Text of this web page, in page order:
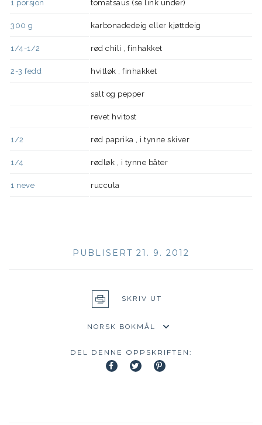
1 porsjon tomatsaus (se link under)
300 g karbonadedeig eller kjøttdeig
1/4-1/2 rød chili , finhakket
2-3 fedd hvitløk , finhakket
salt og pepper
revet hvitost
1/2 rød paprika , i tynne skiver
1/4 rødløk , i tynne båter
1 neve ruccula
PUBLISERT 21. 9. 2012
SKRIV UT
DEL DENNE OPPSKRIFTEN: